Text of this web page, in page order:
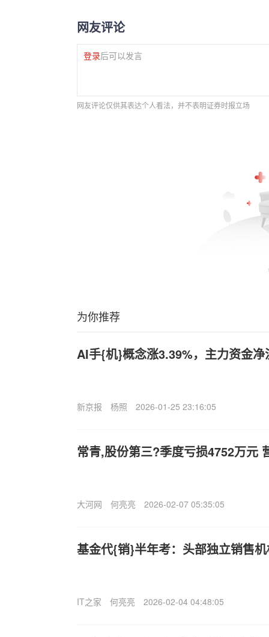
网友评论
登录后可以发言
网友评论仅供其表达个人看法，并不表明证券时报立场
为你推荐
AI手{机}概念涨3.39%，主力资金净
新京报 杨照 2026-01-25 23:16:05
常青,股份第三?季度亏损4752万元
大河网 何亮亮 2026-02-07 05:35:05
基金代{销}半年考：头部独立销售
IT之家 何亮亮 2026-02-04 04:48:05